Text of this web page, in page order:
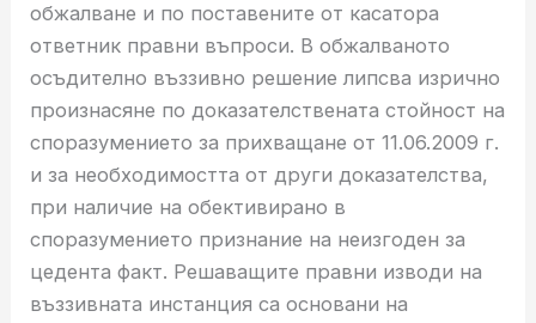
обжалване и по поставените от касатора
ответник правни въпроси. В обжалваното
осъдително въззивно решение липсва изрично
произнасяне по доказателствената стойност на
споразумението за прихващане от 11.06.2009 г.
и за необходимостта от други доказателства,
при наличие на обективирано в
споразумението признание на неизгоден за
цедента факт. Решаващите правни изводи на
въззивната инстанция са основани на